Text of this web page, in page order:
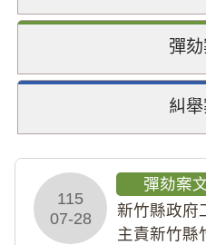
彈
糾
115
07-28
彈劾案
新竹縣政府
主責新竹縣